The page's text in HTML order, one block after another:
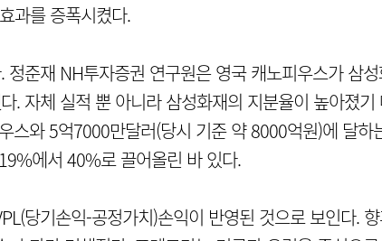
과를 증폭시켰다.
준재 NH투자증권 연구원은 영국 캐노피우스가 삼
. 자체 실적 뿐 아니라 삼성화재의 지분율이 높아졌기
스와 5억7000만달러(당시 기준 약 8000억원)에 달하
에서 40%로 끌어올린 바 있다.
당기손익-공정가치)손익이 반영된 것으로 보인다.